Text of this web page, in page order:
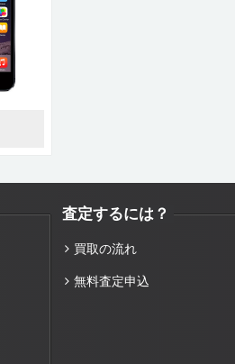
査定するには？
買取の流れ
無料査定申込